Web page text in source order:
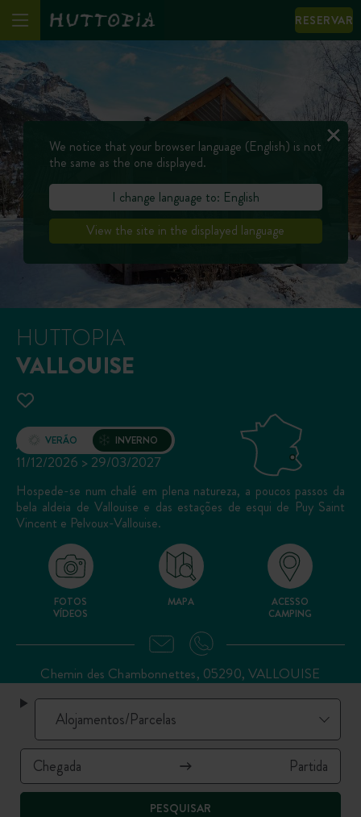
RESERVAR
PESQUISAR
HUTTOPIA
VALLOUISE
Abertura
11/12/2026 > 29/03/2027
VERÃO INVERNO
Hospede-se num chalé em plena natureza, a poucos passos da
bela aldeia de Vallouise e das estações de esqui de Puy Saint
Vincent e Pelvoux-Vallouise.
FOTOS
VÍDEOS
MAPA
ACESSO
CAMPING
Chemin des Chambonnettes, 05290, VALLOUISE
We notice that your browser language (English) is not
the same as the one displayed.
I change language to: English
View the site in the displayed language